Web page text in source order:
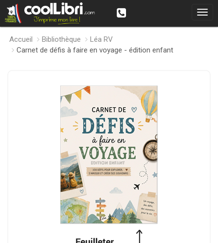
Accueil Bibliothèque
Léa RV
Carnet de défis à faire en voyage - édition enfant